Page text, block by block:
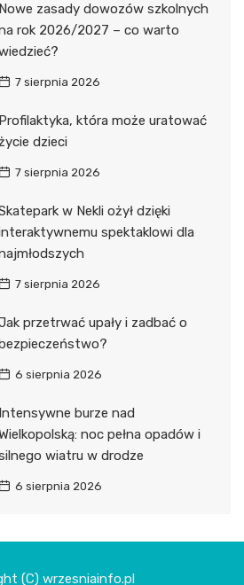
Nowe zasady dowozów szkolnych
rok 2026/2027 – co warto
7 sierpnia 2026
Profilaktyka, która może uratować
dzieci
7 sierpnia 2026
w Nekli ożył dzięki
spektaklowi dla
7 sierpnia 2026
przetrwać upały i zadbać o
6 sierpnia 2026
Intensywne burze nad
noc pełna opadów i
wiatru w drodze
6 sierpnia 2026
(C) wrzesniainfo.pl